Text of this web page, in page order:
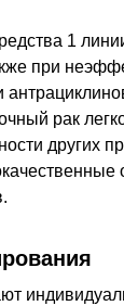
1
при
рак
других